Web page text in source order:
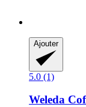
Ajouter
5.0 (1)
Weleda